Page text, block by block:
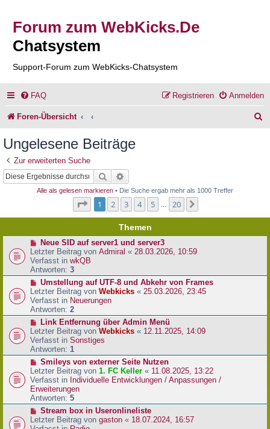
Forum zum WebKicks.De
Chatsystem
Support-Forum zum WebKicks-Chatsystem
FAQ Anmelden
Registrieren
Foren-Übersicht
Ungelesene Beiträge
Zur erweiterten Suche
Suche
Alle als gelesen markieren • Die Suche ergab mehr als 1000 Treffer
Seite von
1 2 3 4 5 20
Themen
N
e
u
e
r
B
e
i
t
a
g
Neue SID auf server1 und server3
Letzter Beitrag von Admiral « 28.03.2026, 10:59
Verfasst in wkQB
Antworten: 3
N
e
u
e
r
B
e
i
t
a
g
Umstellung auf UTF-8 und Abkehr von Frames
Letzter Beitrag von Webkicks « 25.03.2026, 23:45
Verfasst in Neuerungen
Antworten: 2
N
e
u
e
r
B
e
i
t
r
a
g
Link Entfernung über Admin Menü
Letzter Beitrag von Webkicks « 12.11.2025, 14:09
Verfasst in Sonstiges
Antworten: 1
N
e
u
e
r
B
e
i
Smileys von externer Seite Nutzen
Letzter Beitrag von 1. FC Keller « 11.08.2025, 13:22
Verfasst in Individuelle Entwicklungen / Anpassungen /
Erweiterungen
Antworten: 5
N
e
Stream box in Useronlineliste
Letzter Beitrag von gaston « 18.07.2024, 16:57